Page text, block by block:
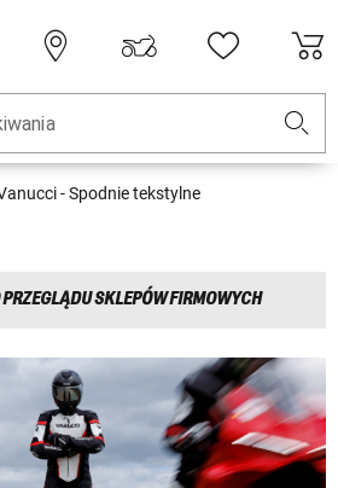
- Spodnie tekstylne
SKLEPÓW FIRMOWYCH